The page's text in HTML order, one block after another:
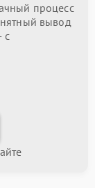
процесс
вывод
с